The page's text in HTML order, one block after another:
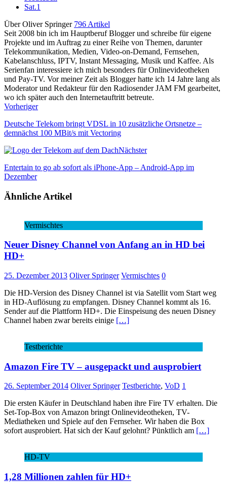
Sat.1
Über Oliver Springer 796 Artikel
Seit 2008 bin ich im Hauptberuf Blogger und schreibe für eigene
Projekte und im Auftrag zu einer Reihe von Themen, darunter
Telekommunikation, Medien, Video-on-Demand, Fernsehen,
Kabelanschluss, IPTV, Instant Messaging, Musik und Kaffee. Als
Serienfan interessiere ich mich besonders für Onlinevideotheken
und Pay-TV. Vor meiner Zeit als Blogger hatte ich 14 Jahre lang als
Moderator und Redakteur für den Radiosender JAM FM gearbeitet,
wo ich später auch den Internetauftritt betreute.
Vorheriger
Deutsche Telekom bringt VDSL in 10 zusätzliche Ortsnetze –
demnächst 100 MBit/s mit Vectoring
Nächster
Entertain to go ab sofort als iPhone-App – Android-App im
Dezember
Ähnliche Artikel
Vermischtes
Neuer Disney Channel von Anfang an in HD bei
HD+
25. Dezember 2013 Oliver Springer Vermischtes 0
Die HD-Version des Disney Channel ist via Satellit vom Start weg
in HD-Auflösung zu empfangen. Disney Channel kommt als 16.
Sender auf die Plattform HD+. Die Einspeisung des neuen Disney
Channel haben zwar bereits einige […]
Testberichte
Amazon Fire TV – ausgepackt und ausprobiert
26. September 2014 Oliver Springer Testberichte, VoD 1
Die ersten Käufer in Deutschland haben ihre Fire TV erhalten. Die
Set-Top-Box von Amazon bringt Onlinevideotheken, TV-
Mediatheken und Spiele auf den Fernseher. Wir haben die Box
sofort ausprobiert. Hat sich der Kauf gelohnt? Pünktlich am […]
HD-TV
1,28 Millionen zahlen für HD+